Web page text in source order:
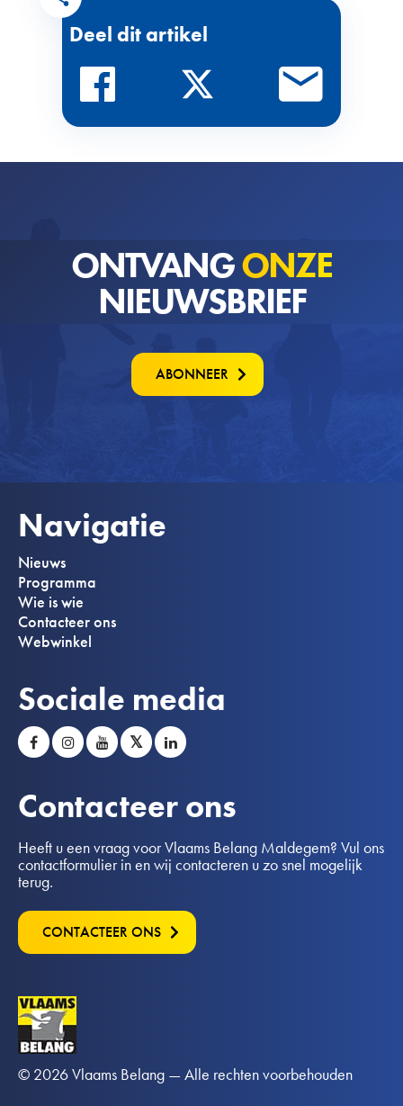
Deel dit artikel
ONTVANGONZE
NIEUWSBRIEF
ABONNEER
Navigatie
Nieuws
Programma
Wie is wie
Contacteer ons
Webwinkel
Sociale media
𝕏
Contacteer ons
Heeft u een vraag voor Vlaams Belang Maldegem? Vul ons
contactformulier in en wij contacteren u zo snel mogelijk
terug.
CONTACTEER ONS
© 2026 Vlaams Belang — Alle rechten voorbehouden